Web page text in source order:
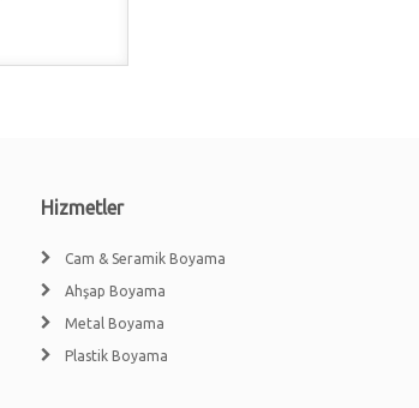
Hizmetler
Cam & Seramik Boyama
Ahşap Boyama
Metal Boyama
Plastik Boyama